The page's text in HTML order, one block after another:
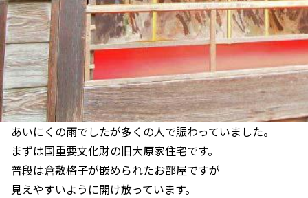
あいにくの雨でしたが多くの人で賑わっていました。
まずは国重要文化財の旧大原家住宅です。
普段は倉敷格子が嵌められたお部屋ですが
見えやすいように開け放っています。